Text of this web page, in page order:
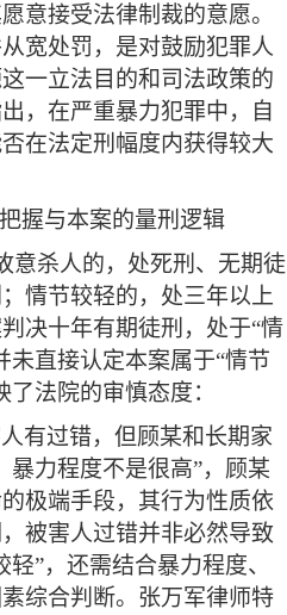
意接受法律制裁的意愿。
宽处罚，是对鼓励犯罪人
一立法目的和司法政策的
，在严重暴力犯罪中，自
在法定刑幅度内获得较大
握与本案的量刑逻辑
意杀人的，处死刑、无期徒
情节较轻的，处三年以上
决十年有期徒刑，处于“情
未直接认定本案属于“情节
法院的审慎态度：
有过错，但顾某和长期家
暴力程度不是很高”，顾某
极端手段，其行为性质依
被害人过错并非必然导致
”，还需结合暴力程度、
综合判断。张万军律师特